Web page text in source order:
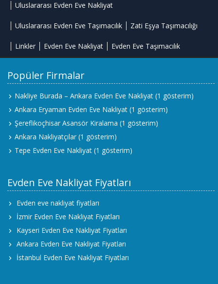
Uluslararası Evden Eve Nakliyat
Uluslararası Evden Eve Taşımacılık Zati Eşya Taşımacılığı
Linkler Evden Eve Nakliyat Evden Eve Taşımacılık
Popüler Firmalar
Nakliye Burada – Ankara Evden Eve Nakliyat (1 gösterim)
Ankara Eryaman Evden Eve Nakliyat (1 gösterim)
Şereflikoçhisar Asansör Kiralama (1 gösterim)
Ankara Nakliyatçılar (1 gösterim)
Tepe Evden Eve Nakliyat (1 gösterim)
Evden Eve Nakliyat Fiyatları
Evden eve nakliyat fiyatları
İzmir Evden Eve Nakliyat Fiyatları
Kayseri Evden Eve Nakliyat Fiyatları
Ankara Evden Eve Nakliyat Fiyatları
İstanbul Evden Eve Nakliyat Fiyatları